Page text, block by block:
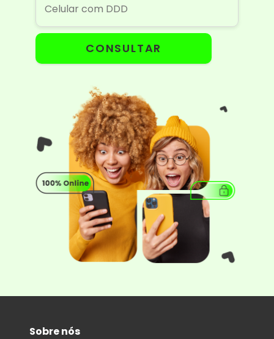
CONSULTAR
Sobre nós